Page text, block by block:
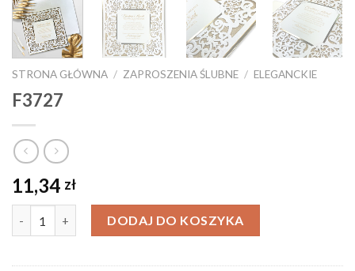
STRONA GŁÓWNA / ZAPROSZENIA ŚLUBNE / ELEGANCKIE
F3727
11,34 zł
DODAJ DO KOSZYKA